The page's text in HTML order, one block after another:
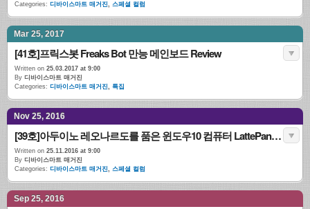
Categories: 디바이스마트 매거진, 스페셜 컬럼
Mar 25, 2017
[41호]프릭스봇 Freaks Bot 만능 메인보드 Review
Written on 25.03.2017 at 9:00
By 디바이스마트 매거진
Categories: 디바이스마트 매거진, 특집
Nov 25, 2016
[39호]아두이노 레오나르도를 품은 윈도우10 컴퓨터 LattePanda(라테판다)
Written on 25.11.2016 at 9:00
By 디바이스마트 매거진
Categories: 디바이스마트 매거진, 스페셜 컬럼
Sep 25, 2016